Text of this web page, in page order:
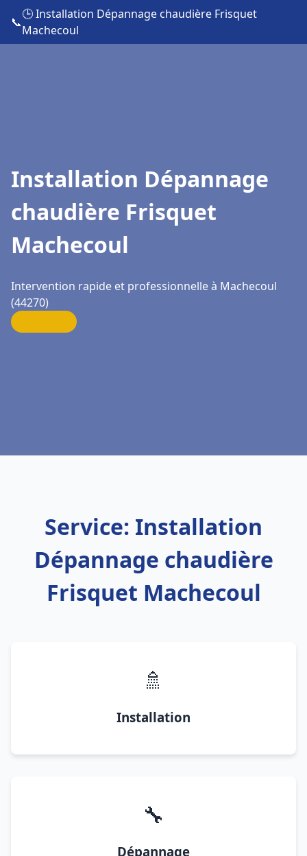
📞
🕒 Installation Dépannage chaudière Frisquet
Machecoul
Installation Dépannage
chaudière Frisquet
Machecoul
Intervention rapide et professionnelle à Machecoul
(44270)
Service: Installation
Dépannage chaudière
Frisquet Machecoul
🚿
Installation
🔧
Dépannage